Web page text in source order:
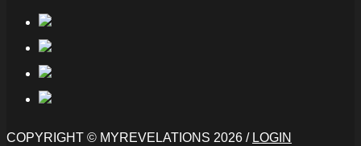
COPYRIGHT © MYREVELATIONS 2026 / LOGIN